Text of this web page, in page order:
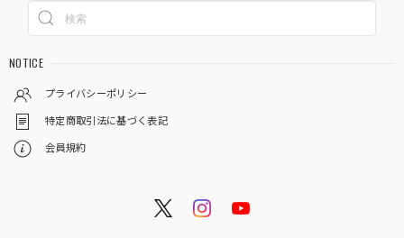
NOTICE
プライバシーポリシー
特定商取引法に基づく表記
会員規約